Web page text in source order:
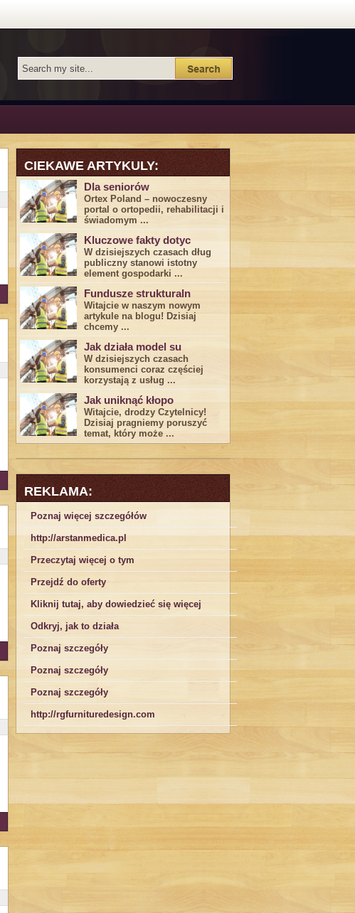
CIEKAWE ARTYKULY:
Dla seniorów
Ortex Poland – nowoczesny
portal o ortopedii, rehabilitacji i
świadomym ...
Kluczowe fakty dotyc
W dzisiejszych czasach dług
publiczny stanowi istotny
element gospodarki ...
Fundusze strukturaln
Witajcie w naszym nowym
artykule na blogu! Dzisiaj
chcemy ...
Jak działa model su
W dzisiejszych czasach
konsumenci ‌coraz częściej
korzystają z usług⁤ ...
Jak uniknąć kłopo
Witajcie, drodzy Czytelnicy!
Dzisiaj pragniemy poruszyć
temat, który może ...
REKLAMA:
Poznaj więcej szczegółów
http://arstanmedica.pl
Przeczytaj więcej o tym
Przejdź do oferty
Kliknij tutaj, aby dowiedzieć się więcej
Odkryj, jak to działa
Poznaj szczegóły
Poznaj szczegóły
Poznaj szczegóły
http://rgfurnituredesign.com